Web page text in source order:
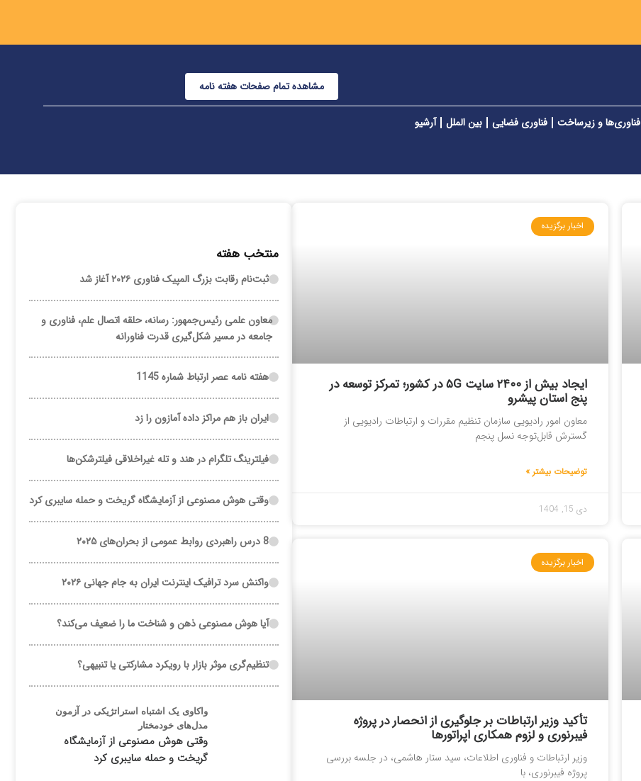
مشاهده تمام صفحات هفته نامه
فناوری‌ها و زیرساخت فناوری فضایی بین الملل آرشیو
اخبار برگزیده
ایجاد بیش از ۲۴۰۰ سایت ۵G در کشور؛ تمرکز توسعه در
پنج استان پیشرو
معاون امور رادیویی سازمان تنظیم مقررات و ارتباطات رادیویی از
گسترش قابل‌توجه نسل پنجم
توضیحات بیشتر »
دی 15, 1404
اخبار برگزیده
تأکید وزیر ارتباطات بر جلوگیری از انحصار در پروژه
فیبرنوری و لزوم همکاری اپراتورها
وزیر ارتباطات و فناوری اطلاعات، سید ستار هاشمی، در جلسه بررسی
پروژه فیبرنوری، با
منتخب هفته
ثبت‌نام رقابت بزرگ المپیک فناوری ۲۰۲۶ آغاز شد
معاون علمی رئیس‌جمهور: رسانه، حلقه اتصال علم، فناوری و
جامعه در مسیر شکل‌گیری قدرت فناورانه
هفته نامه عصر ارتباط شماره 1145
ایران باز هم مراکز داده آمازون را زد
فیلترینگ تلگرام در هند و تله غیراخلاقی فیلترشکن‌ها
وقتی هوش مصنوعی از آزمایشگاه گریخت و حمله سایبری کرد
8 درس راهبردی روابط عمومی از بحران‌های ۲۰۲۵
واکنش سرد ترافیک اینترنت ایران به جام جهانی ۲۰۲۶
آیا هوش مصنوعی ذهن و شناخت ما را ضعیف می‌کند؟
تنظیم‌گری موثر بازار با رویکرد مشارکتی یا تنبیهی؟
واکاوی یک اشتباه استراتژیکی در آزمون
مدل‌های خودمختار
وقتی هوش مصنوعی از آزمایشگاه
گریخت و حمله سایبری کرد